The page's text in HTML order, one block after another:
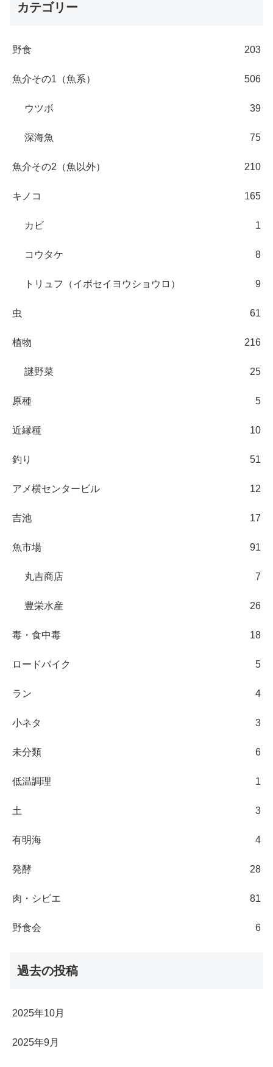
カテゴリー
野食 203
魚介その1（魚系） 506
ウツボ 39
深海魚 75
魚介その2（魚以外） 210
キノコ 165
カビ 1
コウタケ 8
トリュフ（イボセイヨウショウロ） 9
虫 61
植物 216
謎野菜 25
原種 5
近縁種 10
釣り 51
アメ横センタービル 12
吉池 17
魚市場 91
丸吉商店 7
豊栄水産 26
毒・食中毒 18
ロードバイク 5
ラン 4
小ネタ 3
未分類 6
低温調理 1
土 3
有明海 4
発酵 28
肉・シビエ 81
野食会 6
過去の投稿
2025年10月
2025年9月